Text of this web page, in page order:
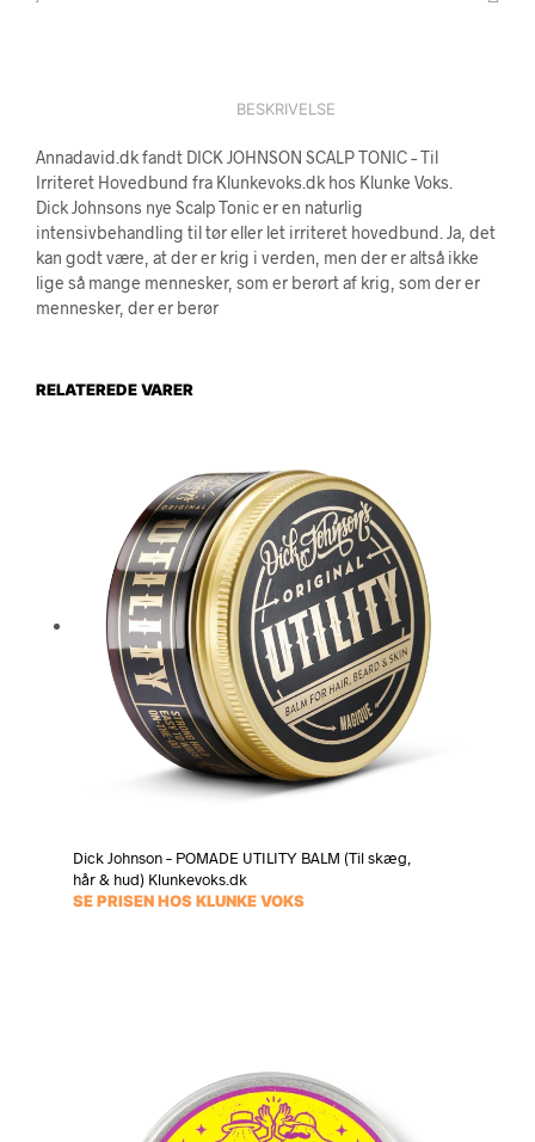
BESKRIVELSE
Annadavid.dk fandt DICK JOHNSON SCALP TONIC – Til
Irriteret Hovedbund fra Klunkevoks.dk hos Klunke Voks.
Dick Johnsons nye Scalp Tonic er en naturlig
intensivbehandling til tør eller let irriteret hovedbund. Ja, det
kan godt være, at der er krig i verden, men der er altså ikke
lige så mange mennesker, som er berørt af krig, som der er
mennesker, der er berør
RELATEREDE VARER
Dick Johnson – POMADE UTILITY BALM (Til skæg,
hår & hud) Klunkevoks.dk
SE PRISEN HOS KLUNKE VOKS